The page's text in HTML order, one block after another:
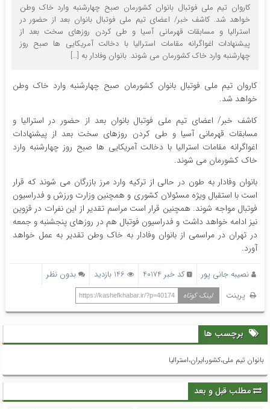
کاروان تیم ملی فوتبال بانوان کشورمان صبح چهارشنبه وارد خاک وطن
خواهد شد. کاشف خبر/ اعضای تیم ملی فوتبال بانوان بعد از حضور در
استرالیا و مسابقات قهرمانی آسیا و طی کردن روزهای سخت بعد از
پیشنهادات اغواگرانه مقامات استرالیا با دخالت آمریکایی ها صبح روز
چهارشنبه وارد خاک کشورمان می شوند. بانوان وفادار به […]
کاروان تیم ملی فوتبال بانوان کشورمان صبح چهارشنبه وارد خاک وطن
خواهد شد.
کاشف خبر/ اعضای تیم ملی فوتبال بانوان بعد از حضور در استرالیا و
مسابقات قهرمانی آسیا و طی کردن روزهای سخت بعد از پیشنهادات
اغواگرانه مقامات استرالیا با دخالت آمریکایی ها صبح روز چهارشنبه وارد
خاک کشورمان می شوند.
بانوان وفادار به طون در حالی از ترکیه وارد مرز بازرگان می شوند که قرار
است با استقبال ویژه مسئولان کشوری و همچنین وزارت ورزش و فدراسیون
فوتبال مواجه شوند. همچنین قرار است مراسم تقدیر از این نفرات در قزوین
نیز ادامه خواهد داشت و فدراسیون فوتبال هم در روزهای پنجشنبه و جمعه
در تهران در مراسمی از بانوان وفادار به خاک وطن تقدیر به عمل خواهد
آورد.
نصیبه جانی پور کد خبر 40174 146 بازدید
بدون نظر
پرینت
لینک کوتاه https://kashefkhabar.ir/?p=40174
برچسب ها
بانوان تیم ملی،کشور،ایران،استرالیا
مطلب قبل و بعد